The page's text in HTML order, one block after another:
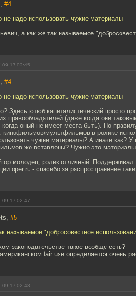
#4
не надо использовать чужие материалы
а как же так называемое
02:45
#4
не надо использовать чужие материалы
Здесь ютюб капиталистический просто
правообладателей (даже когда они
оный не имеет места быть). По
кинофильмов/мультфильмов в ролике
чужие материалы? А иначе как? У
же вставлены? Чужие это
молодец, ролик отличный.
oper.ru - спасибо за распространение
02:47
#5
называемое "добросовестное
законодательстве такое вообще есть?
fair use определяется очень
02:48